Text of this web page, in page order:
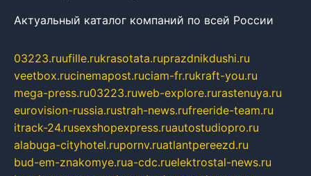
Актуальный каталог компаний по всей России
03223.ruufille.rukrasotata.ruprazdnikdushi.ru
veetbox.rucinemapost.ruciam-fr.rukraft-you.ru
mega-press.ru03223.ruweb-explore.rurastenuya.ru
eurovision-russia.rustrah-news.rufreeride-team.ru
itrack-24.rusexshopexpress.ruautostudiopro.ru
alabuga-cityhotel.rupornv.ruatlantpereezd.ru
bud-em-znakomye.rua-cdc.ruelektrostal-news.ru